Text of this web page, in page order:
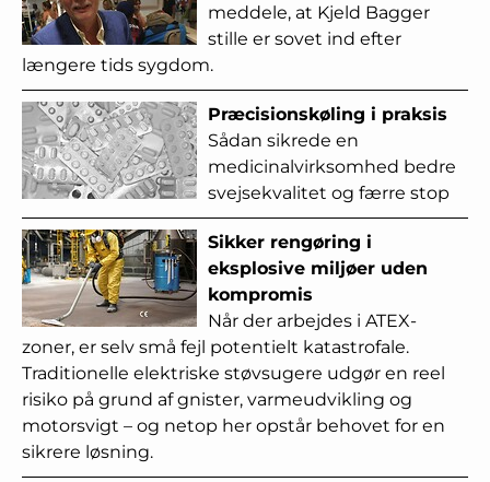
meddele, at Kjeld Bagger
stille er sovet ind efter
længere tids sygdom.
Præcisionskøling i praksis
Sådan sikrede en
medicinalvirksomhed bedre
svejsekvalitet og færre stop
Sikker rengøring i
eksplosive miljøer uden
kompromis
Når der arbejdes i ATEX-
zoner, er selv små fejl potentielt katastrofale.
Traditionelle elektriske støvsugere udgør en reel
risiko på grund af gnister, varmeudvikling og
motorsvigt – og netop her opstår behovet for en
sikrere løsning.